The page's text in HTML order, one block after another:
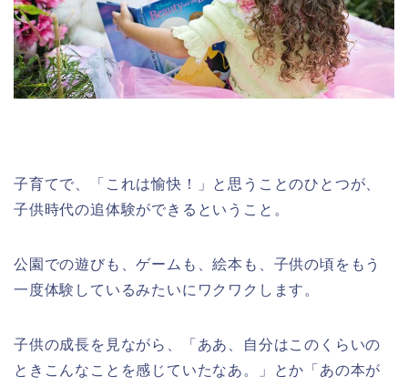
子育てで、「これは愉快！」と思うことのひとつが、
子供時代の追体験ができるということ。
公園での遊びも、ゲームも、絵本も、子供の頃をもう
一度体験しているみたいにワクワクします。
子供の成長を見ながら、「ああ、自分はこのくらいの
ときこんなことを感じていたなあ。」とか「あの本が